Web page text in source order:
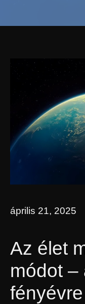
április 21, 2025
Az élet
módot –